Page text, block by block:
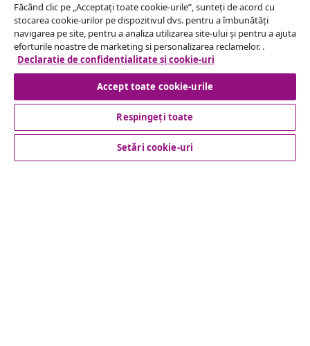
Serviciu clienți
vidaXL
Făcând clic pe „Acceptați toate cookie-urile”, sunteți de acord cu
stocarea cookie-urilor pe dispozitivul dvs. pentru a îmbunătăți
navigarea pe site, pentru a analiza utilizarea site-ului și pentru a ajuta
eforturile noastre de marketing si personalizarea reclamelor. .
Declarație de confidențialitate și cookie-uri
Accept toate cookie-urile
Respingeți toate
Setări cookie-uri